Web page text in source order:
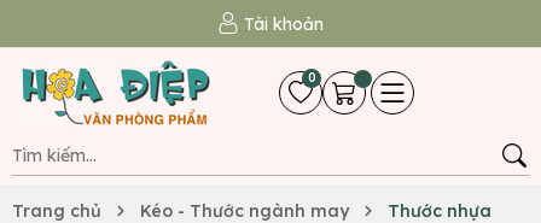
Tài khoản
0
Trang chủ Kéo - Thước ngành may
Thước nhựa